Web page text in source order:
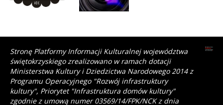
Stronę Platformy Informacji Kulturalnej województwa
świętokrzyskiego zrealizowano w ramach dotacji
Ministerstwa Kultury i Dziedzictwa Narodowego 2014 z
Programu Operacyjnego "Rozwój infrastruktury
kultury", Priorytet "Infrastruktura domów kultury"
zgodnie z umową numer 03569/14/FPK/NCK z dnia